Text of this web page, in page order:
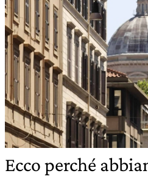
Ecco perché